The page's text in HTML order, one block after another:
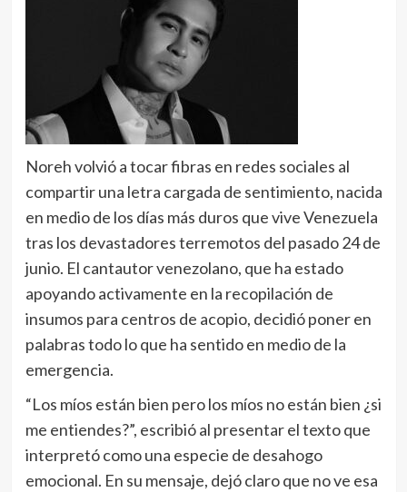
Noreh volvió a tocar fibras en redes sociales al
compartir una letra cargada de sentimiento, nacida
en medio de los días más duros que vive Venezuela
tras los devastadores terremotos del pasado 24 de
junio. El cantautor venezolano, que ha estado
apoyando activamente en la recopilación de
insumos para centros de acopio, decidió poner en
palabras todo lo que ha sentido en medio de la
emergencia.
“Los míos están bien pero los míos no están bien ¿si
me entiendes?”, escribió al presentar el texto que
interpretó como una especie de desahogo
emocional. En su mensaje, dejó claro que no ve esa